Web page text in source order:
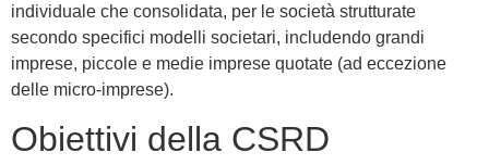
individuale che consolidata, per le società strutturate
secondo specifici modelli societari, includendo grandi
imprese, piccole e medie imprese quotate (ad eccezione
delle micro-imprese).
Obiettivi della CSRD